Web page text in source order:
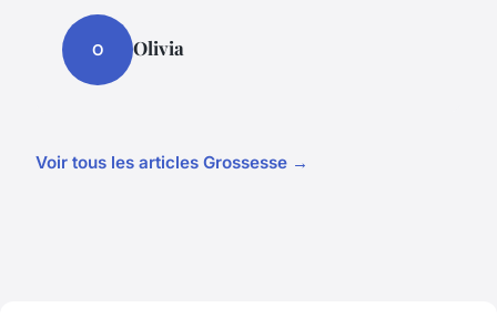
O Olivia
Voir tous les articles Grossesse →